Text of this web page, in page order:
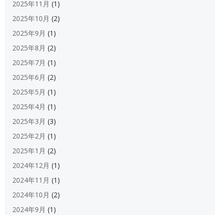
2025年11月 (1)
2025年10月 (2)
2025年9月 (1)
2025年8月 (2)
2025年7月 (1)
2025年6月 (2)
2025年5月 (1)
2025年4月 (1)
2025年3月 (3)
2025年2月 (1)
2025年1月 (2)
2024年12月 (1)
2024年11月 (1)
2024年10月 (2)
2024年9月 (1)